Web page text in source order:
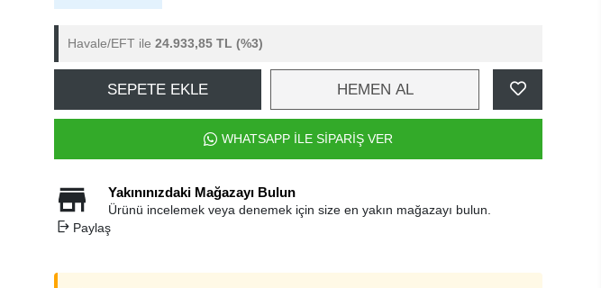
Havale/EFT ile 24.933,85 TL (%3)
SEPETE EKLE HEMEN AL
WHATSAPP İLE SİPARİŞ VER
Yakınınızdaki Mağazayı Bulun
Ürünü incelemek veya denemek için size en yakın mağazayı bulun.
Paylaş